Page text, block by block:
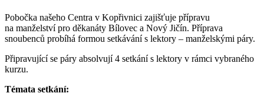
Pobočka našeho Centra v Kopřivnici zajišťuje přípravu
na manželství pro děkanáty Bílovec a Nový Jičín. Příprava
snoubenců probíhá formou setkávání s lektory – manželskými páry.
Připravující se páry absolvují 4 setkání s lektory v rámci vybraného
kurzu.
Témata setkání: